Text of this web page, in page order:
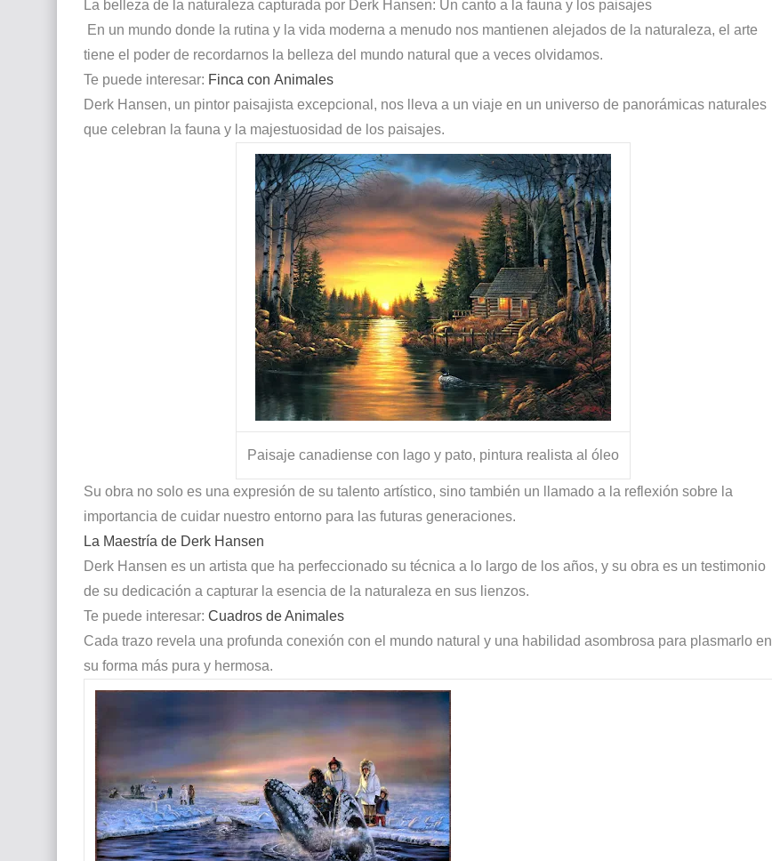
La belleza de la naturaleza capturada por Derk Hansen: Un canto a la fauna y los paisajes
En un mundo donde la rutina y la vida moderna a menudo nos mantienen alejados de la naturaleza, el arte
tiene el poder de recordarnos la belleza del mundo natural que a veces olvidamos.
Te puede interesar: Finca con Animales
Derk Hansen, un pintor paisajista excepcional, nos lleva a un viaje en un universo de panorámicas naturales
que celebran la fauna y la majestuosidad de los paisajes.
Paisaje canadiense con lago y pato, pintura realista al óleo
Su obra no solo es una expresión de su talento artístico, sino también un llamado a la reflexión sobre la
importancia de cuidar nuestro entorno para las futuras generaciones.
La Maestría de Derk Hansen
Derk Hansen es un artista que ha perfeccionado su técnica a lo largo de los años, y su obra es un testimonio
de su dedicación a capturar la esencia de la naturaleza en sus lienzos.
Te puede interesar: Cuadros de Animales
Cada trazo revela una profunda conexión con el mundo natural y una habilidad asombrosa para plasmarlo en
su forma más pura y hermosa.